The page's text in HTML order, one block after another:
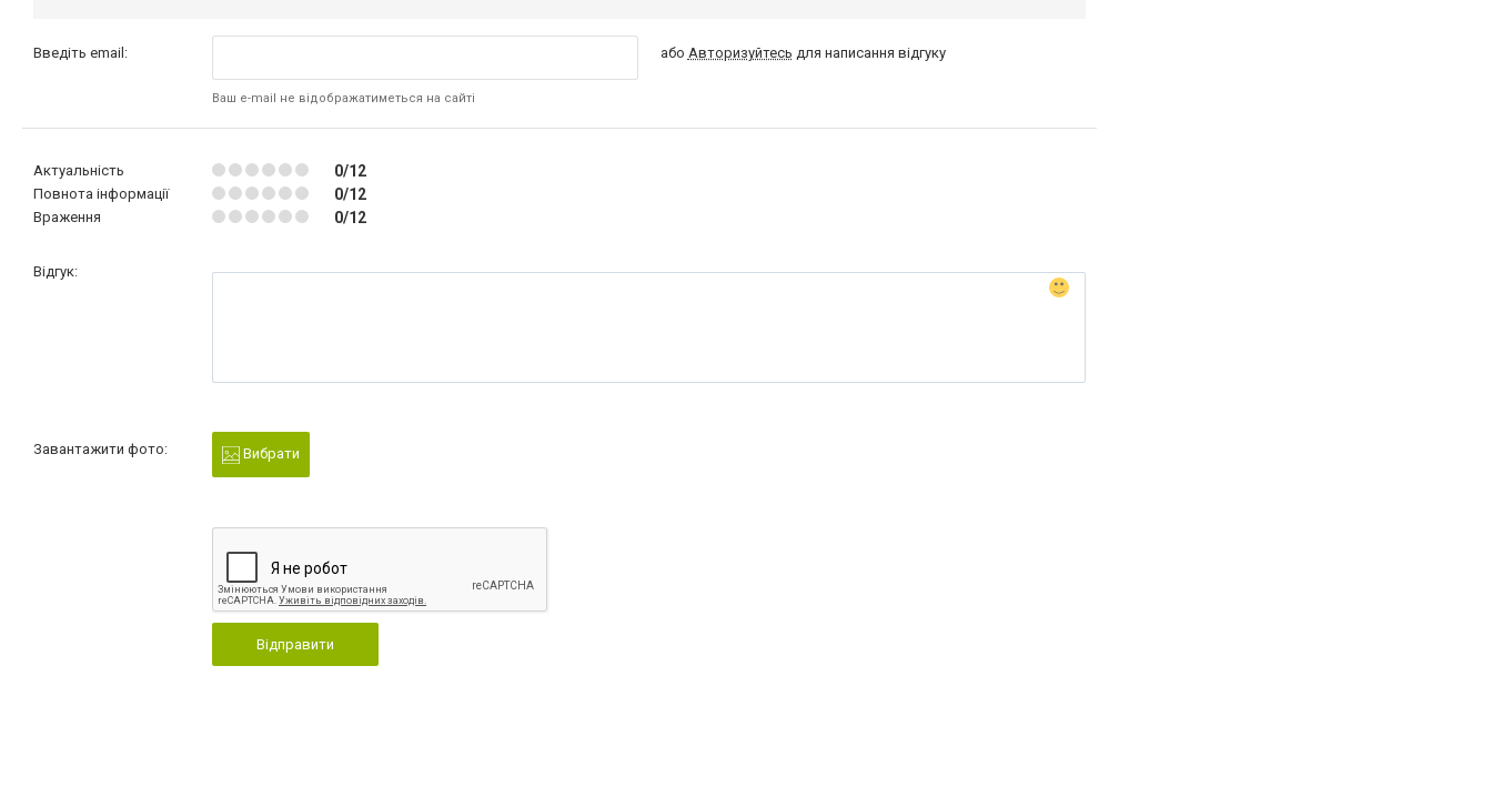
Введіть email:
Ваш e-mail не відображатиметься на сайті
або Авторизуйтесь для написання відгуку
Актуальність 0/12
Повнота інформації 0/12
Враження 0/12
Відгук:
Завантажити фото: Вибрати
Відправити